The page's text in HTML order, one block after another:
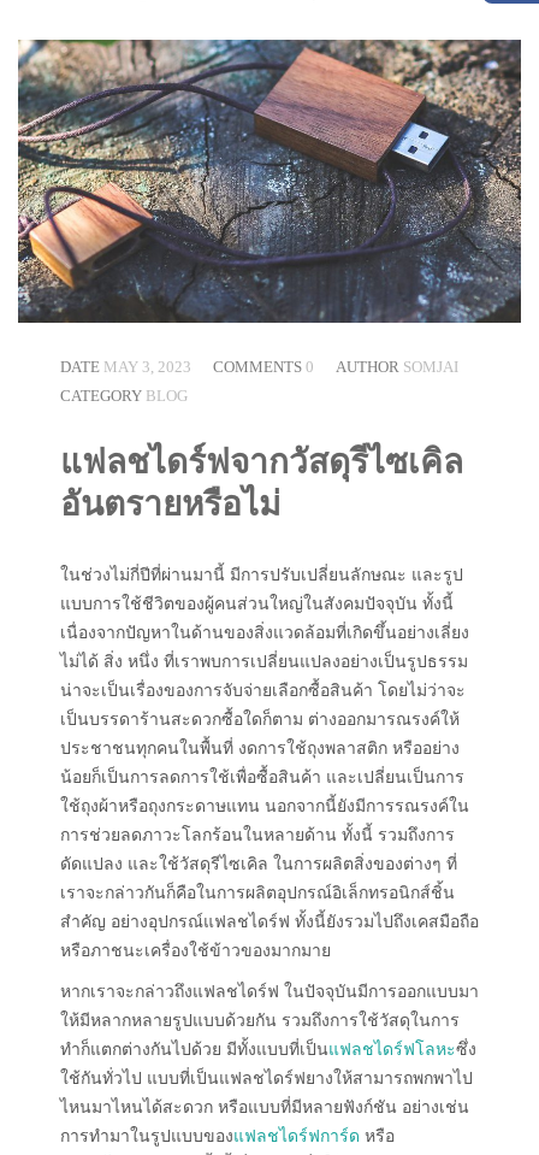
DATE MAY 3, 2023 COMMENTS 0 AUTHOR SOMJAI
CATEGORY BLOG
แฟลชไดร์ฟจากวัสดุรีไซเคิล
อันตรายหรือไม่
ในช่วงไม่กี่ปีที่ผ่านมานี้ มีการปรับเปลี่ยนลักษณะ และรูป
แบบการใช้ชีวิตของผู้คนส่วนใหญ่ในสังคมปัจจุบัน ทั้งนี้
เนื่องจากปัญหาในด้านของสิ่งแวดล้อมที่เกิดขึ้นอย่างเลี่ยง
ไม่ได้ สิ่ง หนึ่ง ที่เราพบการเปลี่ยนแปลงอย่างเป็นรูปธรรม
น่าจะเป็นเรื่องของการจับจ่ายเลือกซื้อสินค้า โดยไม่ว่าจะ
เป็นบรรดาร้านสะดวกซื้อใดก็ตาม ต่างออกมารณรงค์ให้
ประชาชนทุกคนในพื้นที่ งดการใช้ถุงพลาสติก หรืออย่าง
น้อยก็เป็นการลดการใช้เพื่อซื้อสินค้า และเปลี่ยนเป็นการ
ใช้ถุงผ้าหรือถุงกระดาษแทน นอกจากนี้ยังมีการรณรงค์ใน
การช่วยลดภาวะโลกร้อนในหลายด้าน ทั้งนี้ รวมถึงการ
ดัดแปลง และใช้วัสดุรีไซเคิล ในการผลิตสิ่งของต่างๆ ที่
เราจะกล่าวกันก็คือในการผลิตอุปกรณ์อิเล็กทรอนิกส์ชิ้น
สำคัญ อย่างอุปกรณ์แฟลชไดร์ฟ ทั้งนี้ยังรวมไปถึงเคสมือถือ
หรือภาชนะเครื่องใช้ข้าวของมากมาย
หากเราจะกล่าวถึงแฟลชไดร์ฟ ในปัจจุบันมีการออกแบบมา
ให้มีหลากหลายรูปแบบด้วยกัน รวมถึงการใช้วัสดุในการ
ทำก็แตกต่างกันไปด้วย มีทั้งแบบที่เป็นแฟลชไดร์ฟโลหะซึ่ง
ใช้กันทั่วไป แบบที่เป็นแฟลชไดร์ฟยางให้สามารถพกพาไป
ไหนมาไหนได้สะดวก หรือแบบที่มีหลายฟังก์ชัน อย่างเช่น
การทำมาในรูปแบบของแฟลชไดร์ฟการ์ด หรือ